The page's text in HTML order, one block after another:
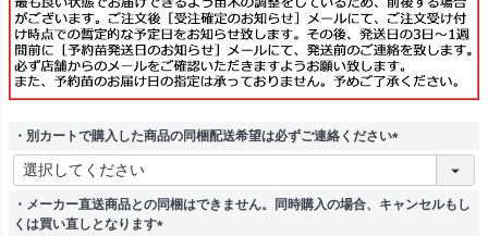
・別カートで購入した商品の同梱配送希望は必ずご連絡ください
(
須
・メーカー直送商品との同梱はできません。同時購入の場合、キャンセルもし
くは買い直しとなります